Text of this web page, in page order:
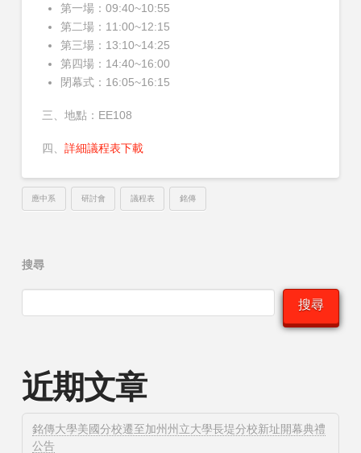
第一場：09:40~10:55
第二場：11:00~12:15
第三場：13:10~14:25
第四場：14:40~16:00
閉幕式：16:05~16:15
三、地點：EE108
四、 詳細議程表下載
應中系 研討會 議程表 銘傳
搜尋
搜尋
近期文章
銘傳大學美國分校遷至加州州立大學長堤分校新址開幕典禮
公告